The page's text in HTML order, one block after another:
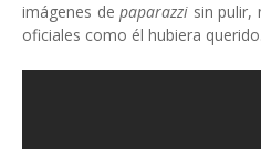
imágenes depaparazzi sin pulir,
oficiales como él hubiera querido.